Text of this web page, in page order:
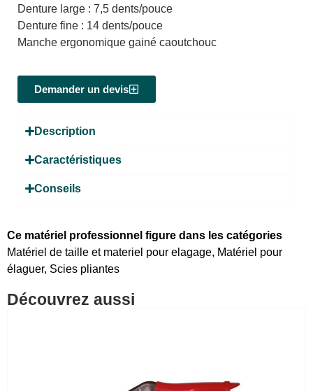
Denture large : 7,5 dents/pouce
Denture fine : 14 dents/pouce
Manche ergonomique gainé caoutchouc
Demander un devis
Description
Caractéristiques
Conseils
Ce matériel professionnel figure dans les catégories
Matériel de taille et materiel pour elagage, Matériel pour
élaguer, Scies pliantes
Découvrez aussi